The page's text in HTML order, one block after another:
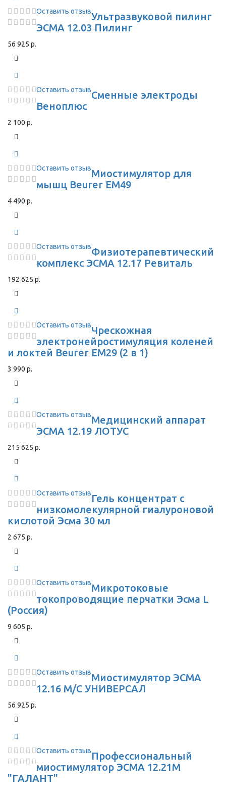
Оставить отзывУльтразвуковой пилинг
ЭСМА 12.03 Пилинг
56 925 р.
Оставить отзывСменные электроды
Веноплюс
2 100 р.
Оставить отзывМиостимулятор для
мышц Beurer EM49
4 490 р.
Оставить отзывФизиотерапевтический
комплекс ЭСМА 12.17 Ревиталь
192 625 р.
Оставить отзывЧрескожная
электронейростимуляция коленей
и локтей Beurer EM29 (2 в 1)
3 990 р.
Оставить отзывМедицинский аппарат
ЭСМА 12.19 ЛОТУС
215 625 р.
Оставить отзывГель концентрат с
низкомолекулярной гиалуроновой
кислотой Эсма 30 мл
2 675 р.
Оставить отзывМикротоковые
токопроводящие перчатки Эсма L
(Россия)
9 605 р.
Оставить отзывМиостимулятор ЭСМА
12.16 М/С УНИВЕРСАЛ
56 925 р.
Оставить отзывПрофессиональный
миостимулятор ЭСМА 12.21М
"ГАЛАНТ"